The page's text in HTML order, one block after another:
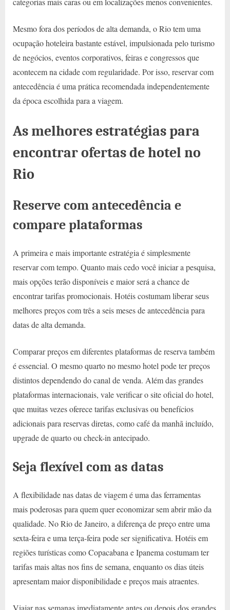
Mesmo fora dos períodos de alta demanda, o Rio tem uma
ocupação hoteleira bastante estável, impulsionada pelo turismo
de negócios, eventos corporativos, feiras e congressos que
acontecem na cidade com regularidade. Por isso, reservar com
antecedência é uma prática recomendada independentemente
da época escolhida para a viagem.
As melhores estratégias para
encontrar ofertas de hotel no
Rio
Reserve com antecedência e
compare plataformas
A primeira e mais importante estratégia é simplesmente
reservar com tempo. Quanto mais cedo você iniciar a pesquisa,
mais opções terão disponíveis e maior será a chance de
encontrar tarifas promocionais. Hotéis costumam liberar seus
melhores preços com três a seis meses de antecedência para
datas de alta demanda.
Comparar preços em diferentes plataformas de reserva também
é essencial. O mesmo quarto no mesmo hotel pode ter preços
distintos dependendo do canal de venda. Além das grandes
plataformas internacionais, vale verificar o site oficial do hotel,
que muitas vezes oferece tarifas exclusivas ou benefícios
adicionais para reservas diretas, como café da manhã incluído,
upgrade de quarto ou check-in antecipado.
Seja flexível com as datas
A flexibilidade nas datas de viagem é uma das ferramentas
mais poderosas para quem quer economizar sem abrir mão da
qualidade. No Rio de Janeiro, a diferença de preço entre uma
sexta-feira e uma terça-feira pode ser significativa. Hotéis em
regiões turísticas como Copacabana e Ipanema costumam ter
tarifas mais altas nos fins de semana, enquanto os dias úteis
apresentam maior disponibilidade e preços mais atraentes.
Viajar nas semanas imediatamente antes ou depois dos grandes